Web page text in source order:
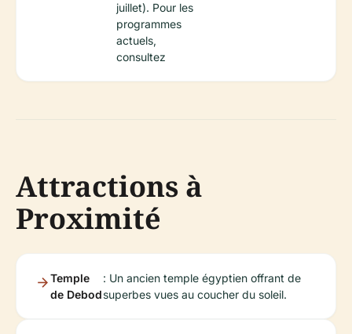
juillet). Pour les
programmes
actuels,
consultez
Attractions à
Proximité
Temple
de Debod
: Un ancien temple égyptien offrant de
superbes vues au coucher du soleil.